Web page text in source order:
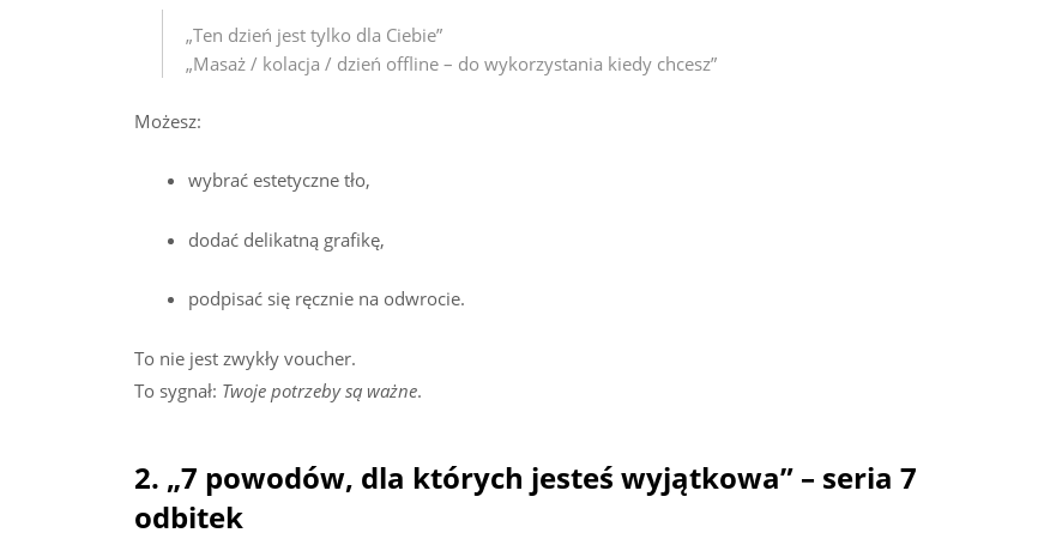
„Ten dzień jest tylko dla Ciebie”
„Masaż / kolacja / dzień offline – do wykorzystania kiedy chcesz”
Możesz:
wybrać estetyczne tło,
dodać delikatną grafikę,
podpisać się ręcznie na odwrocie.
To nie jest zwykły voucher.
To sygnał: Twoje potrzeby są ważne.
2. „7 powodów, dla których jesteś wyjątkowa” – seria 7
odbitek